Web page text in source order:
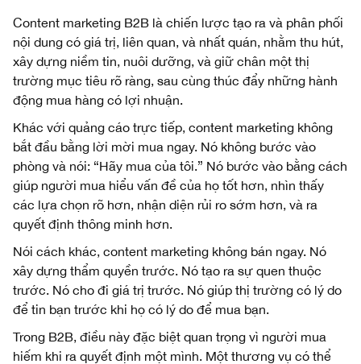
Content marketing B2B là chiến lược tạo ra và phân phối
nội dung có giá trị, liên quan, và nhất quán, nhằm thu hút,
xây dựng niềm tin, nuôi dưỡng, và giữ chân một thị
trường mục tiêu rõ ràng, sau cùng thúc đẩy những hành
động mua hàng có lợi nhuận.
Khác với quảng cáo trực tiếp, content marketing không
bắt đầu bằng lời mời mua ngay. Nó không bước vào
phòng và nói: “Hãy mua của tôi.” Nó bước vào bằng cách
giúp người mua hiểu vấn đề của họ tốt hơn, nhìn thấy
các lựa chọn rõ hơn, nhận diện rủi ro sớm hơn, và ra
quyết định thông minh hơn.
Nói cách khác, content marketing không bán ngay. Nó
xây dựng thẩm quyền trước. Nó tạo ra sự quen thuộc
trước. Nó cho đi giá trị trước. Nó giúp thị trường có lý do
để tin bạn trước khi họ có lý do để mua bạn.
Trong B2B, điều này đặc biệt quan trọng vì người mua
hiếm khi ra quyết định một mình. Một thương vụ có thể